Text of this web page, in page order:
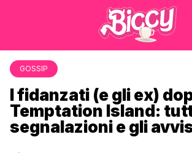
GOSSIP
I fidanzati (e gli ex)
Temptation Island:
segnalazioni e gli